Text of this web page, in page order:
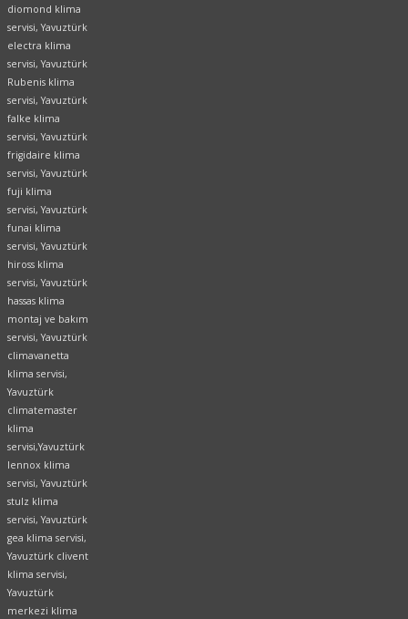
diomond klima
servisi, Yavuztürk
electra klima
servisi, Yavuztürk
Rubenis klima
servisi, Yavuztürk
falke klima
servisi, Yavuztürk
frigidaire klima
servisi, Yavuztürk
fuji klima
servisi, Yavuztürk
funai klima
servisi, Yavuztürk
hiross klima
servisi, Yavuztürk
hassas klima
montaj ve bakım
servisi, Yavuztürk
climavanetta
klima servisi,
Yavuztürk
climatemaster
klima
servisi,Yavuztürk
lennox klima
servisi, Yavuztürk
stulz klima
servisi, Yavuztürk
gea klima servisi,
Yavuztürk clivent
klima servisi,
Yavuztürk
merkezi klima